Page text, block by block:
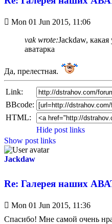
Unread
Mon 01 Jun 2015, 11:06
vak wrote:Jackdaw, какая
аватарка
Да, прелестная.
Link:
BBcode:
HTML:
Hide post links
Show post links
Jackdaw
Re: Галерея наших
Unread
Mon 01 Jun 2015, 11:36
Спасибо! Мне самой очень